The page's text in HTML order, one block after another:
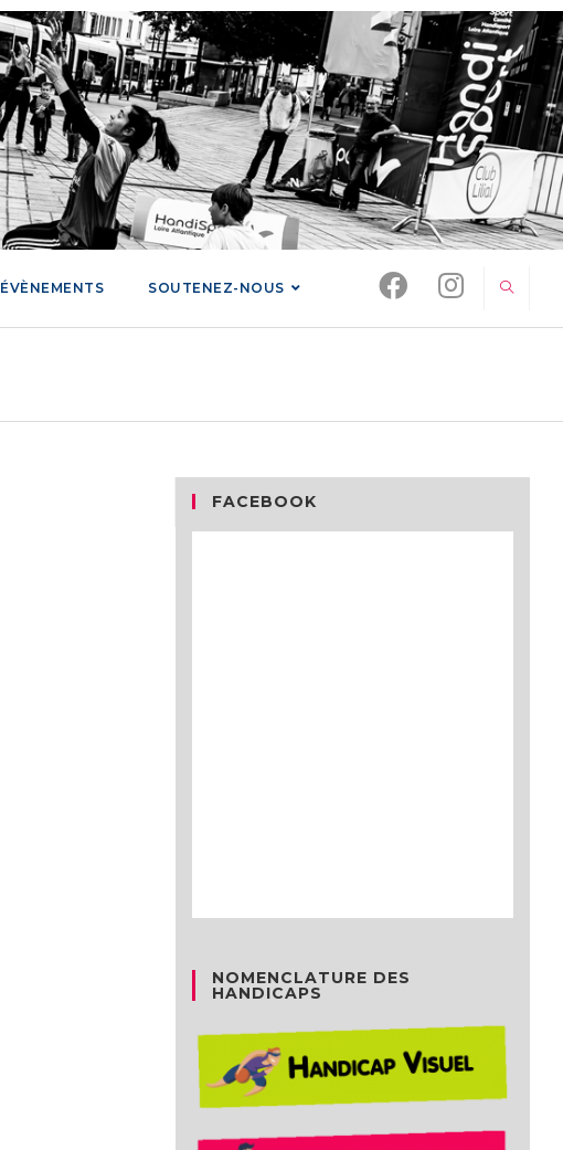
ÉVÈNEMENTS SOUTENEZ-NOUS
FACEBOOK
NOMENCLATURE DES
HANDICAPS